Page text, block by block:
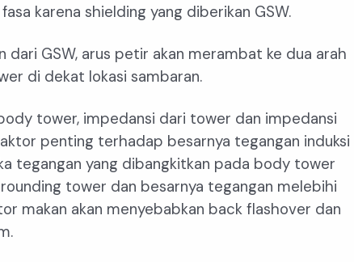
karena shielding yang diberikan GSW.
GSW, arus petir akan merambat ke dua arah
di dekat lokasi sambaran.
tower, impedansi dari tower dan impedansi
penting terhadap besarnya tegangan induksi
tegangan yang dibangkitkan pada body tower
tower dan besarnya tegangan melebihi
makan akan menyebabkan back flashover dan